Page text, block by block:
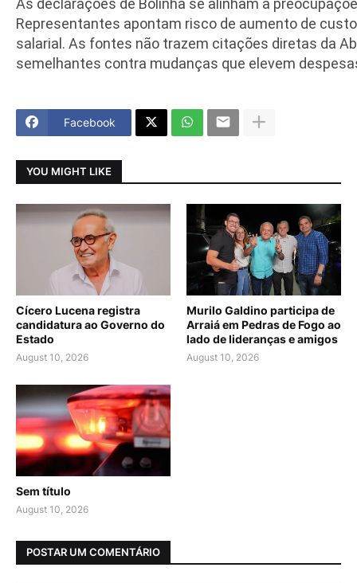
As declarações de Bolinha se alinham a
Representantes apontam risco de aumento de
salarial. As fontes não trazem citações diretas da
semelhantes contra mudanças que elevem
Facebook
YOU MIGHT LIKE
Cícero Lucena registra
candidatura ao Governo do
Estado
August 10, 2026
Murilo Galdino participa de
Arraiá em Pedras de Fogo ao
lado de lideranças e amigos
August 10, 2026
Sem título
August 10, 2026
POSTAR UM COMENTÁRIO